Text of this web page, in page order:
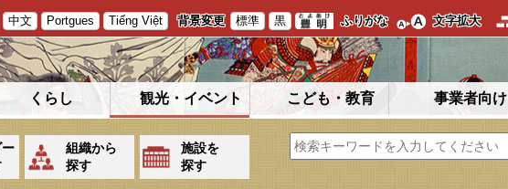
中文 Portgues Tiếng Việt 背景変更 標準 黒 ふりがな 文字拡大
くらし 観光・イベント こども・教育 事業者向け
組織から
探す
施設を
探す